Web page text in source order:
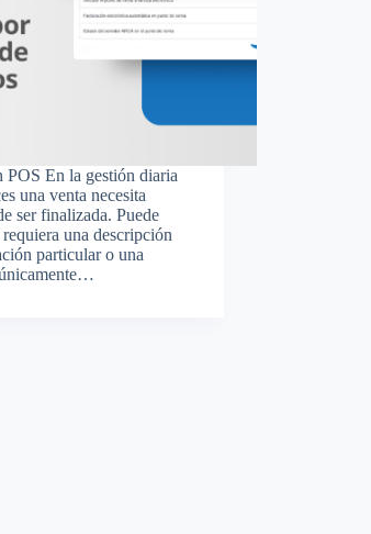
POS En la gestión diaria
una venta necesita
ser finalizada. Puede
una descripción
particular o una